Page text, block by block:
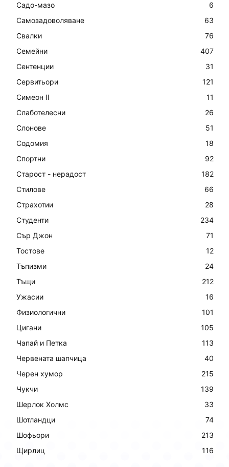
Садо-мазо
6
Самозадоволяване
63
Свалки
76
Семейни
407
Сентенции
31
Сервитьори
121
Симеон II
11
Слаботелесни
26
Слонове
51
Содомия
18
Спортни
92
Старост - нерадост
182
Стилове
66
Страхотии
28
Студенти
234
Сър Джон
71
Тостове
12
Тъпизми
24
Тъщи
212
Ужасии
16
Физиологични
101
Цигани
105
Чапай и Петка
113
Червената шапчица
40
Черен хумор
215
Чукчи
139
Шерлок Холмс
33
Шотландци
74
Шофьори
213
Щирлиц
116